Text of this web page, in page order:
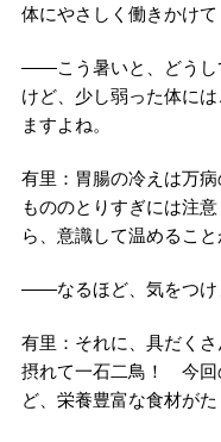
体にやさしく働きかけて
――こう暑いと、どうし
けど、少し弱った体に
ますよね。
有里：胃腸の冷えは万
もののとりすぎには注
ら、意識して温めること
――なるほど、気をつけ
有里：それに、具だく
摂れて一石二鳥！ 今回
ど、栄養豊富な食材が